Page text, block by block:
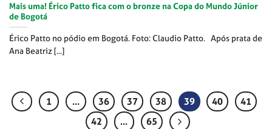
Mais uma! Érico Patto fica com o bronze na Copa do Mundo Júnior
de Bogotá
Érico Patto no pódio em Bogotá. Foto: Claudio Patto. Após prata de
Ana Beatriz [...]
1 … 36 37 38 39 40
41
42
… 65